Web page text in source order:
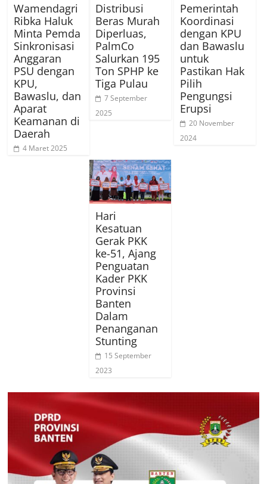
Wamendagri
Ribka Haluk
Minta Pemda
Sinkronisasi
Anggaran
PSU dengan
KPU,
Bawaslu, dan
Aparat
Keamanan di
Daerah
4 Maret 2025
Distribusi
Beras Murah
Diperluas,
PalmCo
Salurkan 195
Ton SPHP ke
Tiga Pulau
7 September
2025
Pemerintah
Koordinasi
dengan KPU
dan Bawaslu
untuk
Pastikan Hak
Pilih
Pengungsi
Erupsi
20 November
2024
Hari
Kesatuan
Gerak PKK
ke-51, Ajang
Penguatan
Kader PKK
Provinsi
Banten
Dalam
Penanganan
Stunting
15 September
2023